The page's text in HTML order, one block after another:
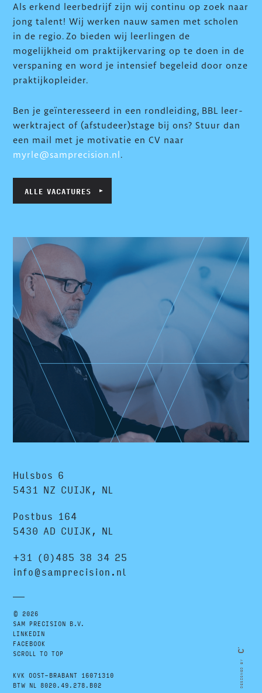
Als erkend leerbedrijf zijn wij continu op zoek naar
jong talent! Wij werken nauw samen met scholen
in de regio. Zo bieden wij leerlingen de
mogelijkheid om praktijkervaring op te doen in de
verspaning en word je intensief begeleid door onze
praktijkopleider.
Ben je geïnteresseerd in een rondleiding, BBL leer-
werktraject of (afstudeer)stage bij ons? Stuur dan
een mail met je motivatie en CV naar
myrle@samprecision.nl.
ALLE VACATURES
Hulsbos 6
5431 NZ CUIJK, NL
Postbus 164
5430 AD CUIJK, NL
+31 (0)485 38 34 25
info@samprecision.nl
© 2026
SAM PRECISION B.V.
LINKEDIN
FACEBOOK
SCROLL TO TOP
KVK OOST-BRABANT 16071310
BTW NL 8020.49.278.B02
DESIGNED BY